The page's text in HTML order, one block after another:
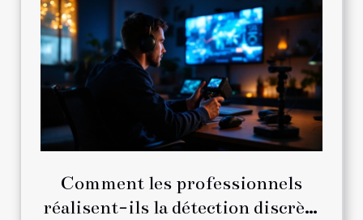
Comment les professionnels
réalisent-ils la détection discrète